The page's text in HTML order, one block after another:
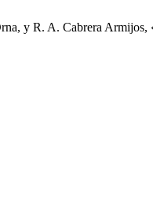
y R. A. Cabrera